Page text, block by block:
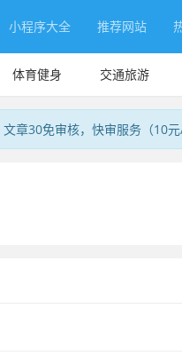
小程序大全 推荐网站
体育健身 交通旅游
章30免审核，快审服务（10元